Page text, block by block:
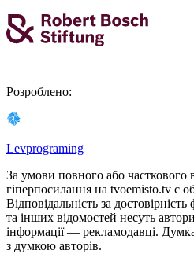
Розроблено:
Levprograming
За умови повного або часткового
гіперпосилання на tvoemisto.tv є
Відповідальність за
та інших відомостей несуть
інформації — рекламодавці.
з думкою авторiв.